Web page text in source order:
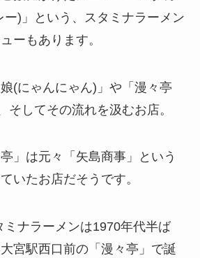
ー)」という、スタミナラーメン
ーもあります。
(にゃんにゃん)」や「漫々亭
そしてその流れを汲むお店。
」は元々「矢島商事」という
いたお店だそうです。
ミナラーメンは1970年代半ば
宮駅西口前の「漫々亭」で誕